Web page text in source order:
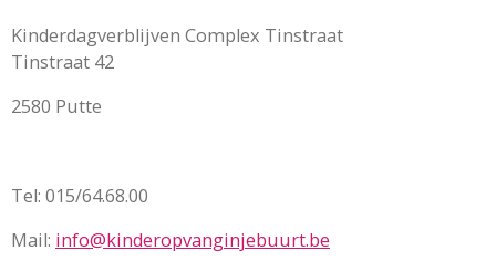
Kinderdagverblijven Complex Tinstraat
Tinstraat 42
2580 Putte
Tel: 015/64.68.00
Mail: info@kinderopvanginjebuurt.be